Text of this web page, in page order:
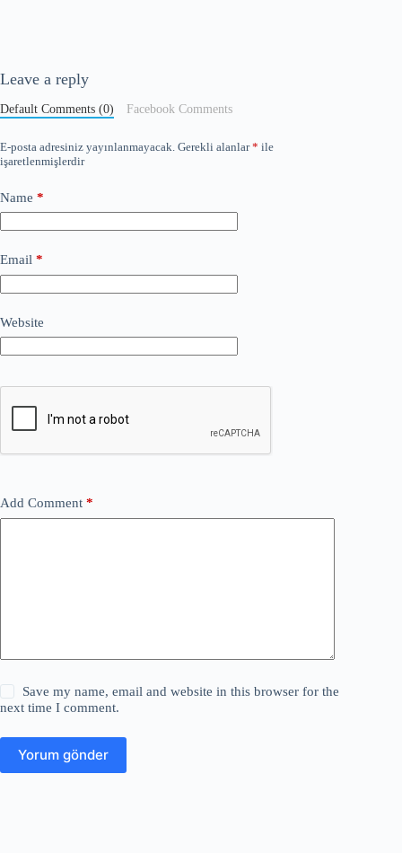
Leave a reply
Default Comments (0) Facebook Comments
E-posta adresiniz yayınlanmayacak. Gerekli alanlar* ile
işaretlenmişlerdir
Name *
Email *
Website
Add Comment *
Save my name, email and website in this browser for the
next time I comment.
Yorum gönder